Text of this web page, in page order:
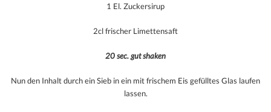
1 El. Zuckersirup
2cl frischer Limettensaft
20 sec. gut shaken
Nun den Inhalt durch ein Sieb in ein mit frischem Eis gefülltes Glas laufen
lassen.